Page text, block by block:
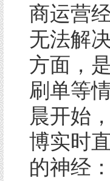
商运营
无法解
方面，
刷单等
晨开始
博实时
的神经